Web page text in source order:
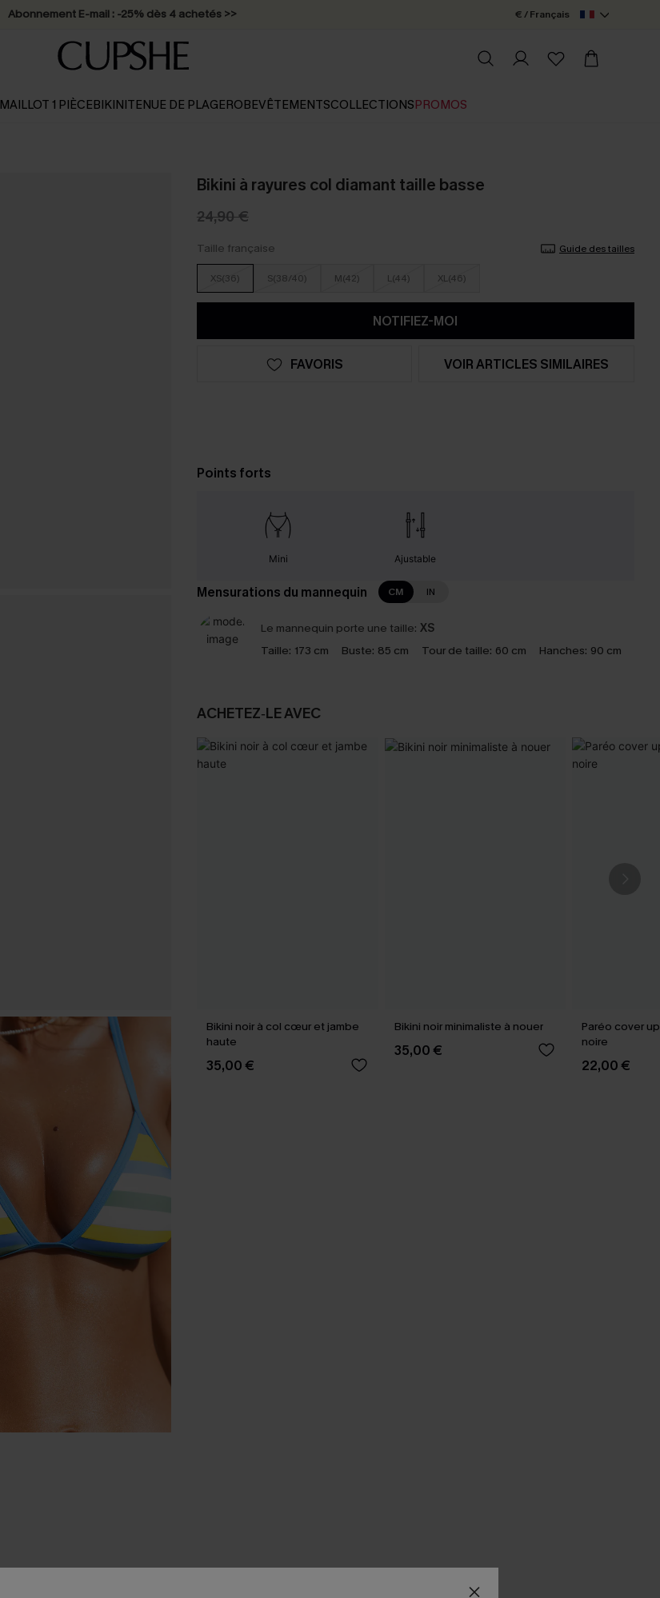
Abonnement E-mail : -25% dès 4 achetés >> € / Français
MAILLOT 1 PIÈCEBIKINITENUE DE PLAGEROBEVÊTEMENTSCOLLECTIONSPROMOS
Bikini à rayures col diamant taille basse
24,90 €
Taille française Guide des tailles
XS(36) S(38/40) M(42) L(44) XL(46)
NOTIFIEZ-MOI
FAVORIS VOIR ARTICLES SIMILAIRES
Points forts
Mini Ajustable
Mensurations du mannequin CM IN
Le mannequin porte une taille: XS
Taille: 173 cm Buste: 85 cm Tour de taille: 60 cm Hanches: 90 cm
ACHETEZ‑LE AVEC
Bikini noir à col cœur et jambe
haute
35,00 €
Bikini noir minimaliste à nouer
35,00 €
Paréo cover
noire
22,00 €